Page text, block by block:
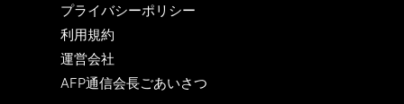
プライバシーポリシー
利用規約
運営会社
AFP通信会長ごあいさつ